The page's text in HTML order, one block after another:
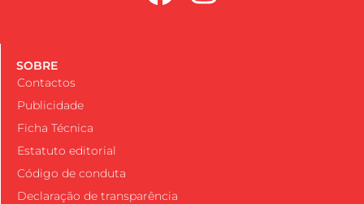
SOBRE
Contactos
Publicidade
Ficha Técnica
Estatuto editorial
Código de conduta
Declaração de transparência